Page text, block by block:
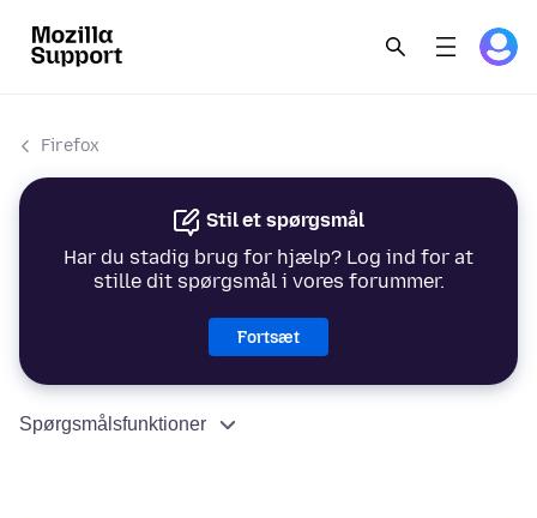
Firefox
Stil et spørgsmål
Har du stadig brug for hjælp? Log ind for at
stille dit spørgsmål i vores forummer.
Fortsæt
Spørgsmålsfunktioner